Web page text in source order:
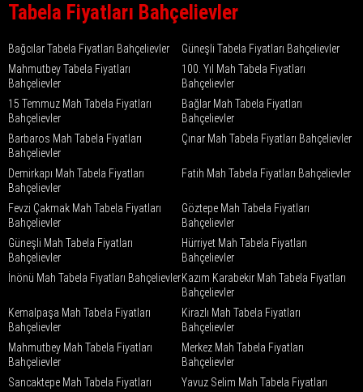
Tabela Fiyatları Bahçelievler
Bağcılar Tabela Fiyatları Bahçelievler
Güneşli Tabela Fiyatları Bahçelievler
Mahmutbey Tabela Fiyatları
Bahçelievler
100. Yıl Mah Tabela Fiyatları
Bahçelievler
15 Temmuz Mah Tabela Fiyatları
Bahçelievler
Bağlar Mah Tabela Fiyatları
Bahçelievler
Barbaros Mah Tabela Fiyatları
Bahçelievler
Çınar Mah Tabela Fiyatları Bahçelievler
Demirkapı Mah Tabela Fiyatları
Bahçelievler
Fatih Mah Tabela Fiyatları Bahçelievler
Fevzi Çakmak Mah Tabela Fiyatları
Bahçelievler
Göztepe Mah Tabela Fiyatları
Bahçelievler
Güneşli Mah Tabela Fiyatları
Bahçelievler
Hürriyet Mah Tabela Fiyatları
Bahçelievler
İnönü Mah Tabela Fiyatları BahçelievlerKazım Karabekir Mah Tabela Fiyatları
Bahçelievler
Kemalpaşa Mah Tabela Fiyatları
Bahçelievler
Kirazlı Mah Tabela Fiyatları
Bahçelievler
Mahmutbey Mah Tabela Fiyatları
Bahçelievler
Merkez Mah Tabela Fiyatları
Bahçelievler
Sancaktepe Mah Tabela Fiyatları
Yavuz Selim Mah Tabela Fiyatları